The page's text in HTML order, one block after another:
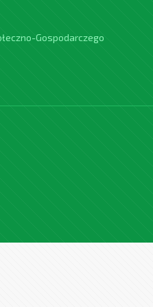
Gospodarczego